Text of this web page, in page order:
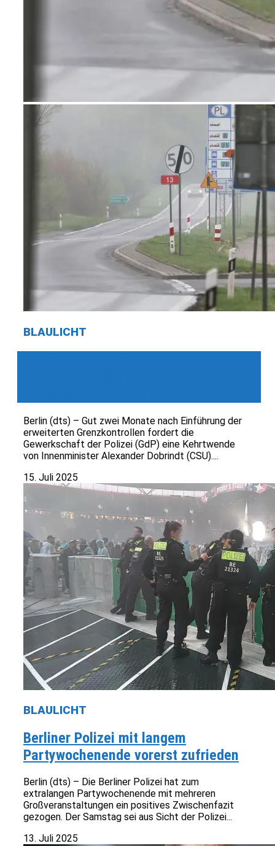
BLAULICHT
Berlin (dts) – Gut zwei Monate nach Einführung der
erweiterten Grenzkontrollen fordert die
Gewerkschaft der Polizei (GdP) eine Kehrtwende
von Innenminister Alexander Dobrindt (CSU)....
15. Juli 2025
BLAULICHT
Berliner Polizei mit langem
Partywochenende vorerst zufrieden
Berlin (dts) – Die Berliner Polizei hat zum
extralangen Partywochenende mit mehreren
Großveranstaltungen ein positives Zwischenfazit
gezogen. Der Samstag sei aus Sicht der Polizei...
13. Juli 2025